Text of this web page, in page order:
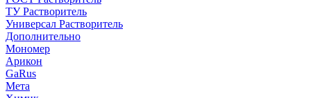
ТУ Растворитель
Универсал Растворитель
Дополнительно
Мономер
Арикон
GaRus
Мета